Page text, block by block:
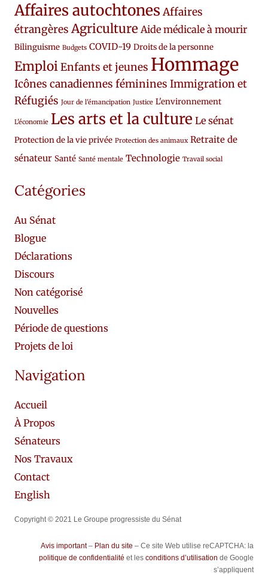
Affaires autochtones Affaires
étrangères Agriculture Aide médicale à mourir
Bilinguisme Budgets COVID-19 Droits de la personne
EmploiEnfants et jeunes Hommage
Icônes canadiennes féminines Immigration et
Réfugiés Jour de l'émancipation Justice L'environnement
L'économie Les arts et la culture Le sénat
Protection de la vie privée Protection des animaux Retraite de
sénateur Santé Santé mentale Technologie Travail social
Catégories
Au Sénat
Blogue
Déclarations
Discours
Non catégorisé
Nouvelles
Période de questions
Projets de loi
Navigation
Accueil
À Propos
Sénateurs
Nos Travaux
Contact
English
Copyright © 2021 Le Groupe progressiste du Sénat
Avis important– Plan du site – Ce site Web utilise reCAPTCHA: la
politique de confidentialité et les conditions d’utilisation de Google
s’appliquent